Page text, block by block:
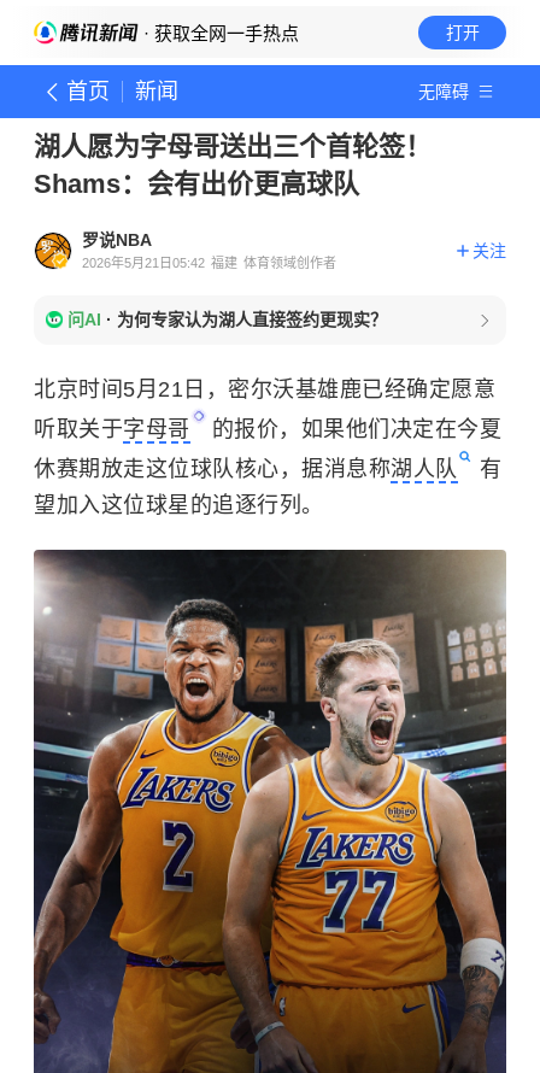
· 获取全网一手热点 打开
首页 新闻 无障碍
湖人愿为字母哥送出三个首轮签！
Shams：会有出价更高球队
罗说NBA
2026年5月21日05:42 福建 体育领域创作者
关注
问AI · 为何专家认为湖人直接签约更现实？
北京时间5月21日，密尔沃基雄鹿已经确定愿意
听取关于字母哥
的报价，如果他们决定在今夏
休赛期放走这位球队核心，据消息称湖人队
有
望加入这位球星的追逐行列。